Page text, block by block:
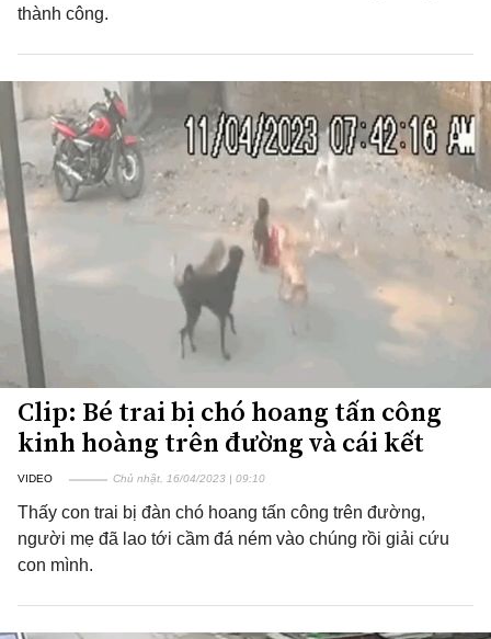
thành công.
Clip: Bé trai bị chó hoang tấn công
kinh hoàng trên đường và cái kết
VIDEO Chủ nhật, 16/04/2023 | 09:10
Thấy con trai bị đàn chó hoang tấn công trên đường,
người mẹ đã lao tới cầm đá ném vào chúng rồi giải cứu
con mình.